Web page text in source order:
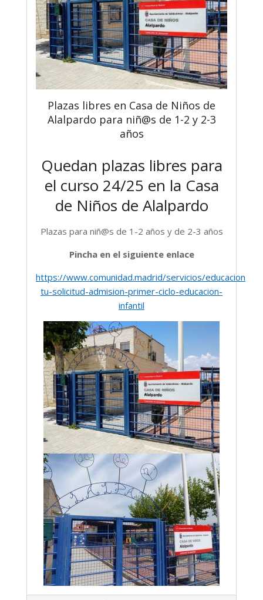
Plazas libres en Casa de Niños de
Alalpardo para niñ@s de 1-2 y 2-3
años
Quedan plazas libres para
el curso 24/25 en la Casa
de Niños de Alalpardo
Plazas para niñ@s de 1-2 años y de 2-3 años
Pincha en el siguiente enlace
https://www.comunidad.madrid/servicios/educacion/
tu-solicitud-admision-primer-ciclo-educacion-
infantil